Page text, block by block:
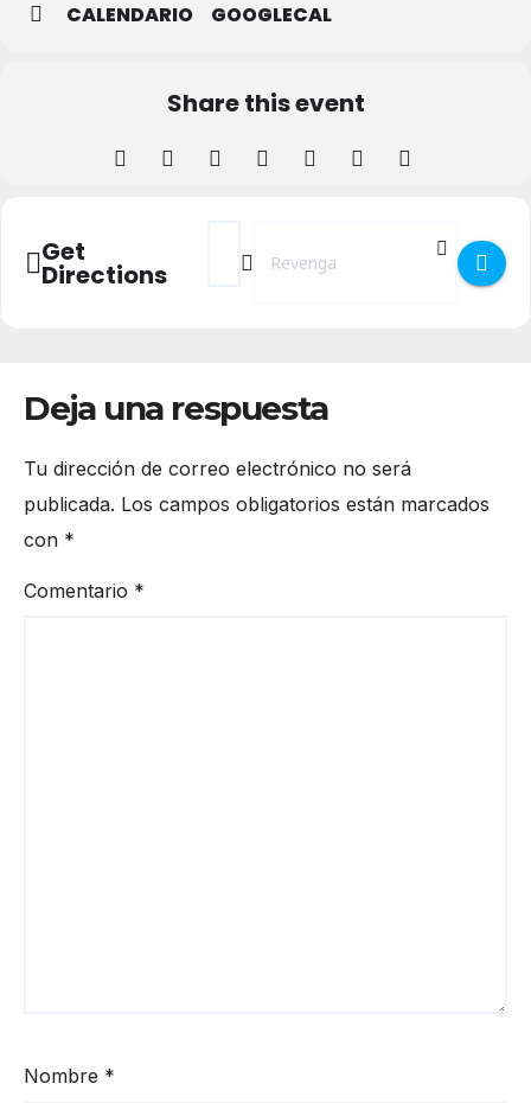
CALENDARIO GOOGLECAL
Share this event
Get
Directions
Address - Conferencia paseada en el
Destination Address -
Deja una respuesta
Tu dirección de correo electrónico no será
publicada. Los campos obligatorios están marcados
con *
Comentario *
Nombre *